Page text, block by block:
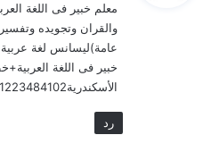
ل
معلم خبير فى اللغة
والقران وتجويده
عامة)ليسانس لغة
خبير فى اللغة
الأسكندرية01094525175/01118144155/01223484102
رد